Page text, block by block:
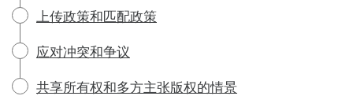
上传政策和匹配政策
应对冲突和争议
共享所有权和多方主张版权的情景